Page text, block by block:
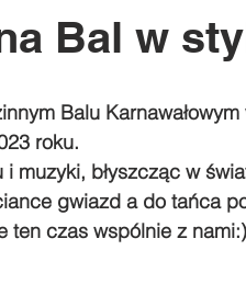
Bal w
Balu
roku.
muzyki, błyszcząc w
gwiazd a do tańca
ten czas wspólnie z